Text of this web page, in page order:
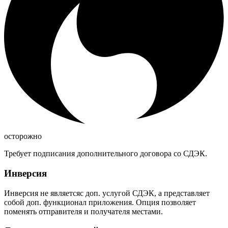
осторожно
Требует подписания дополнительного договора со СДЭК.
Инверсия
Инверсия не являетсяс доп. услугой СДЭК, а представляет
собой доп. функционал приложения. Опция позволяет
поменять отправителя и получателя местами.